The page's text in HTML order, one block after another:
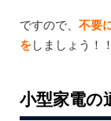
ですので、 不要
をしましょう！！
小型家電の